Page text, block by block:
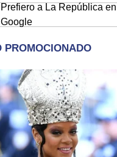
Prefiero a La República en
Google